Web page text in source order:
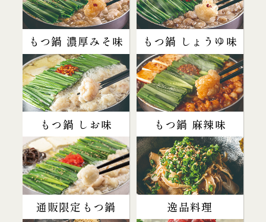
もつ鍋 濃厚みそ味 もつ鍋 しょうゆ味
もつ鍋 しお味 もつ鍋 麻辣味
通販限定もつ鍋 逸品料理